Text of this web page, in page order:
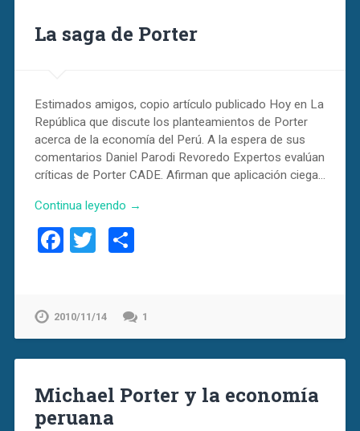
La saga de Porter
Estimados amigos, copio artículo publicado Hoy en La
República que discute los planteamientos de Porter
acerca de la economía del Perú. A la espera de sus
comentarios Daniel Parodi Revoredo Expertos evalúan
críticas de Porter CADE. Afirman que aplicación ciega…
Continua leyendo →
Facebook
Twitter
2010/11/14 1
Michael Porter y la economía
peruana